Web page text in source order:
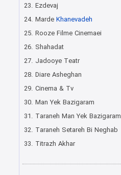
23. Ezdevaj
24. MardeKhanevadeh
25. Rooze Filme Cinemaei
26. Shahadat
27. Jadooye Teatr
28. Diare Asheghan
29. Cinema & Tv
30. Man Yek Bazigaram
31. Taraneh Man Yek Bazigaram
32. Taraneh Setareh Bi Neghab
33. Titrazh Akhar